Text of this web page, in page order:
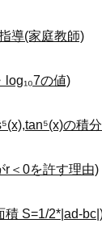
導(家庭教師)
の値)
の積
r＜0を許す理由)
積 S=1/2*|ad-